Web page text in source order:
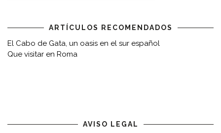
ARTÍCULOS RECOMENDADOS
El Cabo de Gata, un oasis en el sur español
Que visitar en Roma
AVISO LEGAL